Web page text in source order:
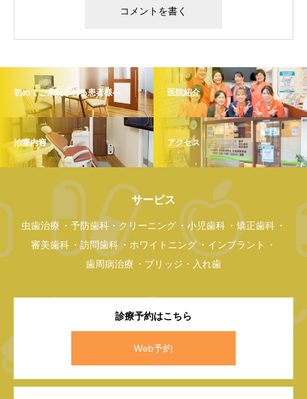
初めてご来院される患者様へ 医院紹介
治療内容 アクセス
サービス
虫歯治療 予防歯科・クリーニング 小児歯科
矯正歯科
審美歯科
訪問歯科 ホワイトニング
インプラント
歯周病治療
ブリッジ・入れ歯
診療予約はこちら
Web予約